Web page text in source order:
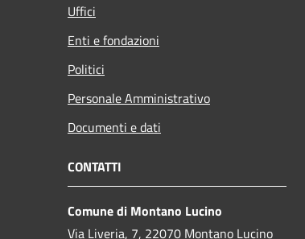
Uffici
Enti e fondazioni
Politici
Personale Amministrativo
Documenti e dati
CONTATTI
Comune di Montano Lucino
Via Liveria, 7, 22070 Montano Lucino